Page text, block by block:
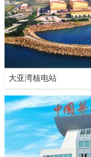
大亚湾核电站